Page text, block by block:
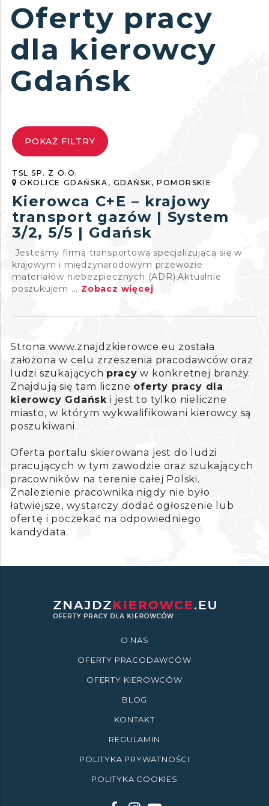
Oferty pracy
dla kierowcy
Gdańsk
POKAŻ FILTRY
TSL SP. Z O.O.
OKOLICE GDAŃSKA, GDAŃSK, POMORSKIE
Kierowca C+E – krajowy
transport gazów | System
3/2, 5/5 | Gdańsk
Jesteśmy firmą transportową specjalizującą się w
krajowym i międzynarodowym przewozie
materiałów niebezpiecznych (ADR).Aktualnie
poszukujem ... Zobacz więcej
Strona www.znajdzkierowce.eu została
założona w celu zrzeszenia pracodawców oraz
ludzi szukających pracy w konkretnej branży.
Znajdują się tam liczne oferty pracy dla
kierowcy Gdańsk i jest to tylko nieliczne
miasto, w którym wykwalifikowani kierowcy są
poszukiwani.
Oferta portalu skierowana jest do ludzi
pracujących w tym zawodzie oraz szukających
pracowników na terenie całej Polski.
Znalezienie pracownika nigdy nie było
łatwiejsze, wystarczy dodać ogłoszenie lub
ofertę i poczekać na odpowiedniego
kandydata.
O NAS
OFERTY PRACODAWCÓW
OFERTY KIEROWCÓW
BLOG
KONTAKT
REGULAMIN
POLITYKA PRYWATNOŚCI
POLITYKA COOKIES